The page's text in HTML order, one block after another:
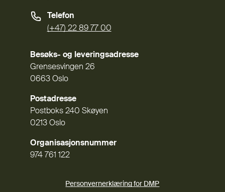
Telefon
(+47) 22 89 77 00
Besøks- og leveringsadresse
Grensesvingen 26
0663 Oslo
Postadresse
Postboks 240 Skøyen
0213 Oslo
Organisasjonsnummer
974 761 122
Personvernerklæring for DMP